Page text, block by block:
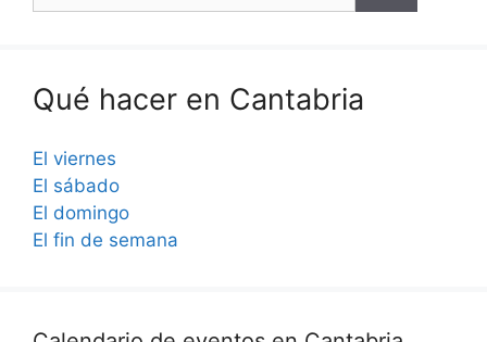
Qué hacer en Cantabria
El viernes
El sábado
El domingo
El fin de semana